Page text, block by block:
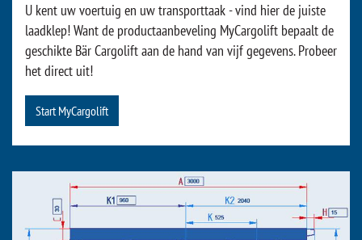
U kent uw voertuig en uw transporttaak - vind hier de juiste
laadklep! Want de productaanbeveling MyCargolift bepaalt de
geschikte Bär Cargolift aan de hand van vijf gegevens. Probeer
het direct uit!
Start MyCargolift